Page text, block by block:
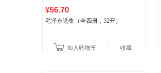
¥56.70
毛泽东选集（全四册，32开）
加入购物车 收藏